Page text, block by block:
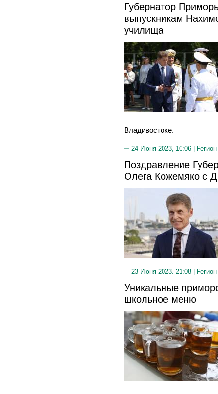
Губернатор
выпускникам
училища
Владивостоке.
24 Июня 2023, 10:06 |
Поздравление
Олега Кожемяко с
23 Июня 2023, 21:08 |
Уникальные
школьное меню